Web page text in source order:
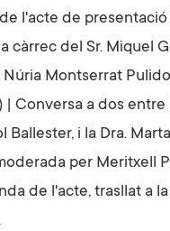
l'acte de
càrrec del Sr. Miquel
Núria Montserrat
| Conversa a dos
Ballester, i la Dra.
per Meritxell
de l'acte, trasllat a